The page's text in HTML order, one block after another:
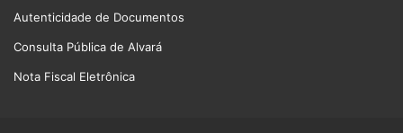
Autenticidade de Documentos
Consulta Pública de Alvará
Nota Fiscal Eletrônica